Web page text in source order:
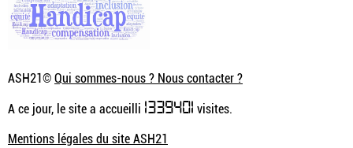
ASH21©Qui sommes-nous ? Nous contacter ?
A ce jour, le site a accueilli 1339401 visites.
Mentions légales du site ASH21